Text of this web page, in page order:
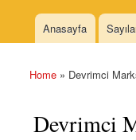
Main menu
Anasayfa
You are here
Home » Devrimci
Devrimci